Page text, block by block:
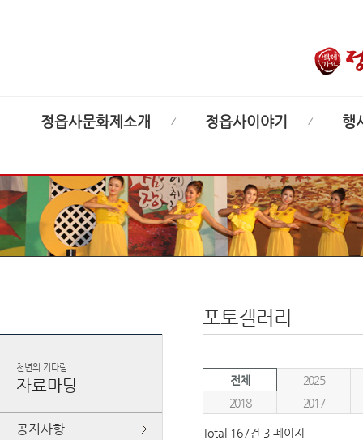
정읍사문화제소개 정읍사이야기 행
천년의 기다림
자료마당
공지사항
포토갤러리
전체
2025
2018
2017
Total 167건 3 페이지